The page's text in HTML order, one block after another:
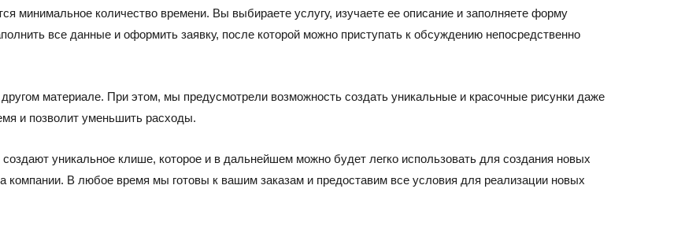
минимальное количество времени. Вы выбираете услугу, изучаете ее описание и заполняете форму
все данные и оформить заявку, после которой можно приступать к обсуждению непосредственно
материале. При этом, мы предусмотрели возможность создать уникальные и красочные рисунки даже
и позволит уменьшить расходы.
уникальное клише, которое и в дальнейшем можно будет легко использовать для создания новых
компании. В любое время мы готовы к вашим заказам и предоставим все условия для реализации новых